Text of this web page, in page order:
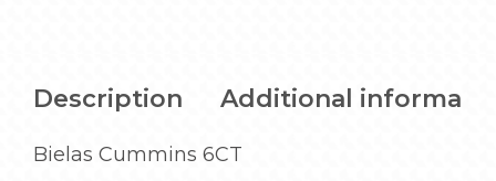
Description Additional
Bielas Cummins 6CT